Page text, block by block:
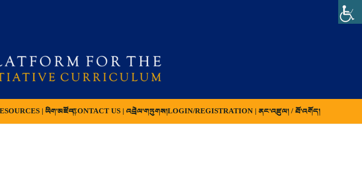
| ཡིག་མཛོད།CONTACT US | འབྲེལ་གཏུགས།LOGIN/REGISTRATION | ནང་འཛུལ། / ཐོ་འགོད།